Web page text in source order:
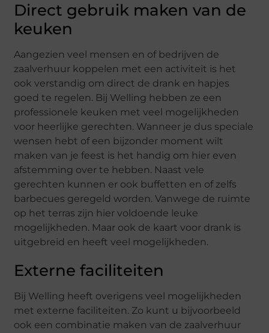
Direct gebruik maken van de
keuken
Aangezien veel mensen en of bedrijven de
zaalverhuur koppelen met een activiteit is het
ook verstandig om direct de drank en hapjes
goed te regelen. Bij Welling hebben ze een
professionele keuken met veel mogelijkheden
voor heerlijke gerechten. Wanneer je dus speciale
wensen hebt of een bijzonder moment wilt
maken van je feest is het handig om hier even
afstemming over te hebben. Naast vele
gerechten kunnen er ook buffetten en of zelfs
barbecues geregeld worden. Vanwege de ruimte
op het terras zijn hier voldoende leuke
mogelijkheden. Maar ook de kaart voor drank is
uitgebreid en heeft veel mogelijkheden.
Externe faciliteiten
Bij Welling heeft overigens veel mogelijkheden
met externe faciliteiten. Zo kunt u bijvoorbeeld
ook een combinatie maken van de zaalverhuur